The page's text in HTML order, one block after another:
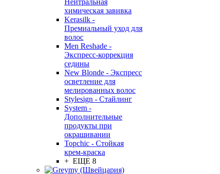
Нейтральная
химическая завивка
Kerasilk -
Премиальный уход для
волос
Men Reshade -
Экспресс-коррекция
седины
New Blonde - Экспресс
осветление для
мелированных волос
Stylesign - Стайлинг
System -
Дополнительные
продукты при
окрашивании
Topchic - Стойкая
крем-краска
+ ЕЩЕ 8